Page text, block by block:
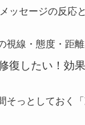
ッセージの反応
視線・態度・距
復したい！効
そっとしておく